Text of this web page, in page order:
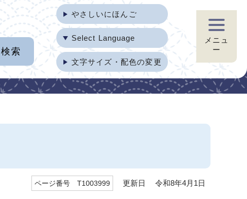
やさしいにほんご
Select Language
文字サイズ・配色の変更
メニュ
ー
ページ番号 T1003999 更新日 令和8年4月1日